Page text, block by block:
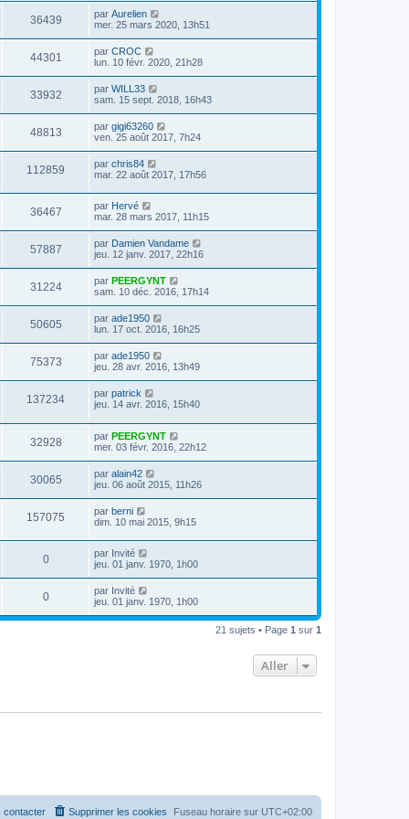
36439 par Aurelien
mer. 25 mars 2020, 13h51
44301 par CROC
lun. 10 févr. 2020, 21h28
33932 par WILL33
sam. 15 sept. 2018, 16h43
48813 par gigi63260
ven. 25 août 2017, 7h24
112859 par chris84
mar. 22 août 2017, 17h56
36467 par Hervé
mar. 28 mars 2017, 11h15
57887 par Damien Vandame
jeu. 12 janv. 2017, 22h16
31224 par PEERGYNT
sam. 10 déc. 2016, 17h14
50605 par ade1950
lun. 17 oct. 2016, 16h25
75373 par ade1950
jeu. 28 avr. 2016, 13h49
137234 par patrick
jeu. 14 avr. 2016, 15h40
32928 par PEERGYNT
mer. 03 févr. 2016, 22h12
30065 par alain42
jeu. 06 août 2015, 11h26
157075 par berni
dim. 10 mai 2015, 9h15
0 par Invité
jeu. 01 janv. 1970, 1h00
0 par Invité
jeu. 01 janv. 1970, 1h00
21 sujets • Page 1 sur 1
Aller
Fuseau horaire sur UTC+02:00
Supprimer les cookies
contacter